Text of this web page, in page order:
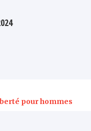
pour hommes